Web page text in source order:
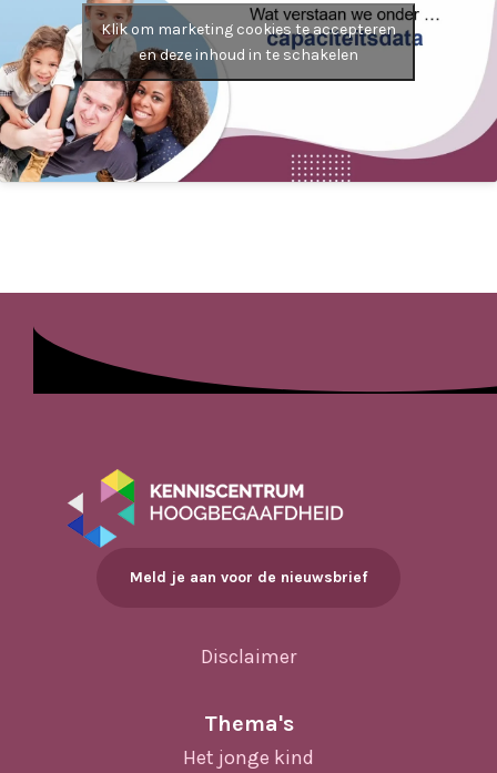
Klik om marketing cookies te accepteren
en deze inhoud in te schakelen
Meld je aan voor de nieuwsbrief
Disclaimer
Thema's
Het jonge kind